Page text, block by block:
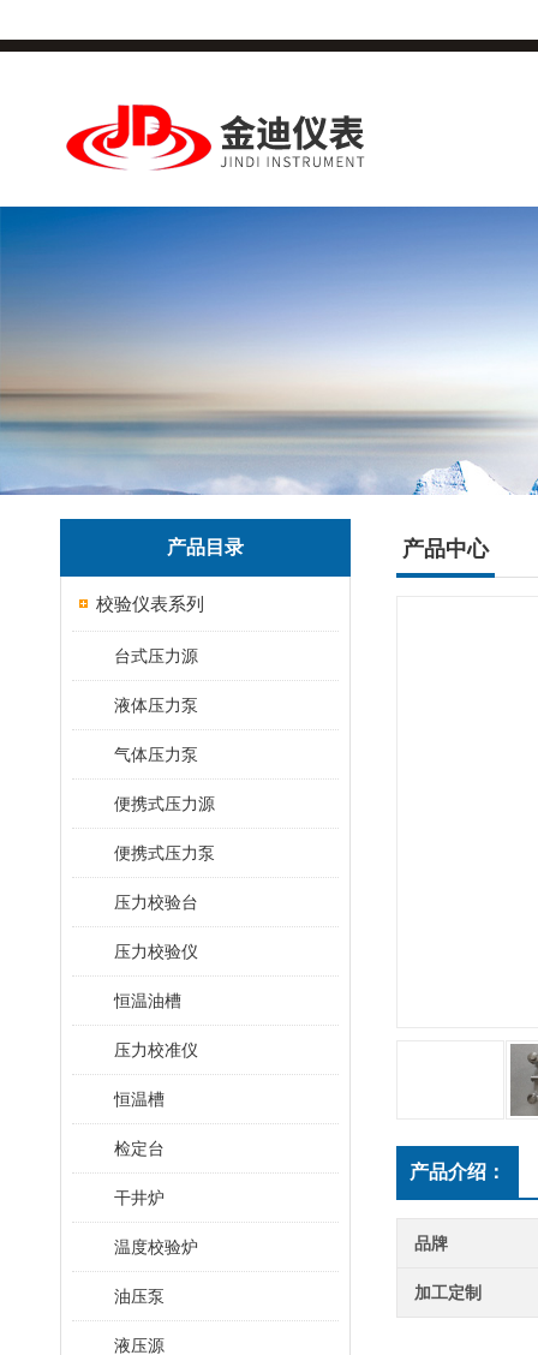
产品目录
校验仪表系列
台式压力源
液体压力泵
气体压力泵
便携式压力源
便携式压力泵
压力校验台
压力校验仪
恒温油槽
压力校准仪
恒温槽
检定台
干井炉
温度校验炉
油压泵
液压源
产品中心
产品介绍：
品牌
加工定制